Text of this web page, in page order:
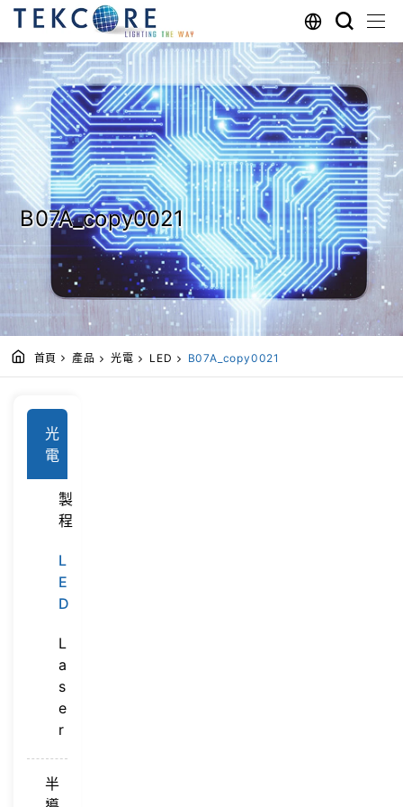
B07A_copy0021
首頁 產品 光電 LED B07A_copy0021
光
電
製
程
L
E
D
L
a
s
e
r
半